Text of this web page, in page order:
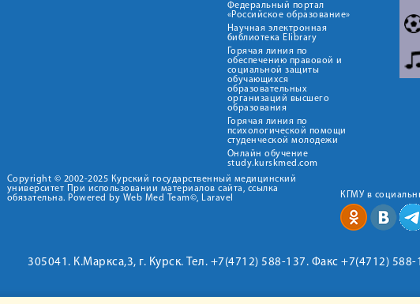
Федеральный портал
«Российское образование»
Научная электронная
библиотека Elibrary
Горячая линия по
обеспечению правовой и
социальной защиты
обучающихся
образовательных
организаций высшего
образования
Горячая линия по
психологической помощи
студенческой молодежи
Онлайн обучение
study.kurskmed.com
Copyright © 2002-2025 Курский государственный медицинский
университет При использовании материалов сайта, ссылка
обязательна. Powered by Web Med Team©, Laravel
КГМУ в
305041. К.Маркса,3, г. Курск. Тел. +7(4712) 588-137. Факс +7(4712)